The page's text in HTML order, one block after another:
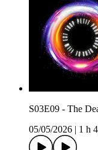
S03E09 - The
05/05/2026
1 h